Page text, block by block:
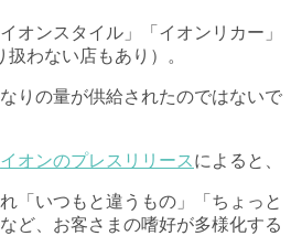
オンスタイル」「イオンリカー」
扱わない店もあり）。
りの量が供給されたのではないで
イオンのプレスリリース によると、
「いつもと違うもの」「ちょっと
ど、お客さまの嗜好が多様化する